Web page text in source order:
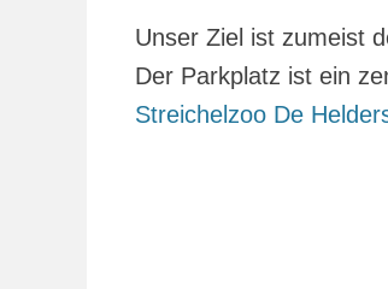
Unser Ziel ist zumeist
Der Parkplatz ist ein
Streichelzoo De